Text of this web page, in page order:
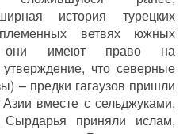
история турецких
ветвях южных
они имеют право на
что северные
– предки гагаузов пришли
вместе с сельджуками,
приняли ислам,